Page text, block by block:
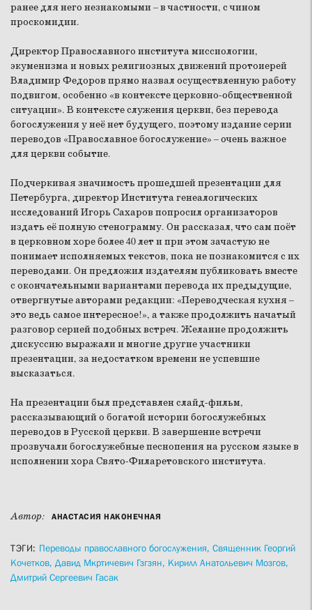
ранее для него незнакомыми – в частности, с чином
проскомидии.
Директор Православного института миссиологии,
экуменизма и новых религиозных движений протоиерей
Владимир Федоров прямо назвал осуществленную работу
подвигом, особенно «в контексте церковно-общественной
ситуации». В контексте служения церкви, без перевода
богослужения у неё нет будущего, поэтому издание серии
переводов «Православное богослужение» – очень важное
для церкви событие.
Подчеркивая значимость прошедшей презентации для
Петербурга, директор Института генеалогических
исследований Игорь Сахаров попросил организаторов
издать её полную стенограмму. Он рассказал, что сам поёт
в церковном хоре более 40 лет и при этом зачастую не
понимает исполняемых текстов, пока не познакомится с их
переводами. Он предложил издателям публиковать вместе
с окончательными вариантами перевода их предыдущие,
отвергнутые авторами редакции: «Переводческая кухня –
это ведь самое интересное!», а также продолжить начатый
разговор серией подобных встреч. Желание продолжить
дискуссию выражали и многие другие участники
презентации, за недостатком времени не успевшие
высказаться.
На презентации был представлен слайд-фильм,
рассказывающий о богатой истории богослужебных
переводов в Русской церкви. В завершение встречи
прозвучали богослужебные песнопения на русском языке в
исполнении хора Свято-Филаретовского института.
Автор: АНАСТАСИЯ НАКОНЕЧНАЯ
ТЭГИ: Переводы православного богослужения, Священник Георгий
Кочетков, Давид Мкртичевич Гзгзян, Кирилл Анатольевич Мозгов,
Дмитрий Сергеевич Гасак